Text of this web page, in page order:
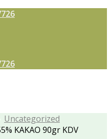
Uncategorized
KAKAO 90gr KDV